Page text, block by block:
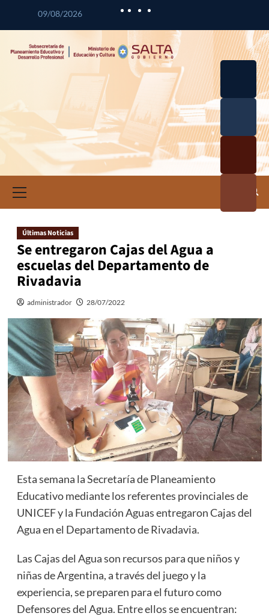
09/08/2026
Últimas Noticias
Se entregaron Cajas del Agua a
escuelas del Departamento de
Rivadavia
administrador 28/07/2022
Esta semana la Secretaría de Planeamiento
Educativo mediante los referentes provinciales de
UNICEF y la Fundación Aguas entregaron Cajas del
Agua en el Departamento de Rivadavia.
Las Cajas del Agua son recursos para que niños y
niñas de Argentina, a través del juego y la
experiencia, se preparen para el futuro como
Defensores del Agua. Entre ellos se encuentran:
Curricul
Profesio
a
Investig